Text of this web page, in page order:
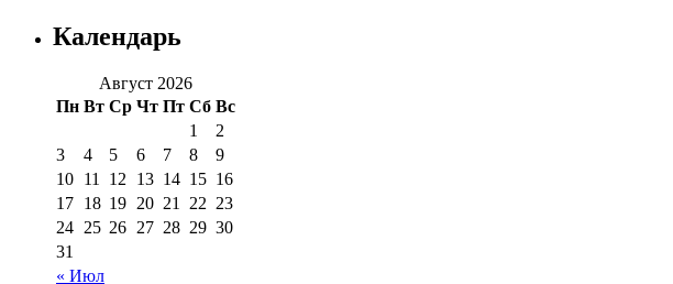
Календарь
Август 2026
Пн Вт Ср Чт Пт Сб Вс
« Июл
1
2
3
4 5 6 7 8
9
10 11 12 13 14 15 16
17 18 19 20 21 22 23
24 25 26 27 28 29 30
31